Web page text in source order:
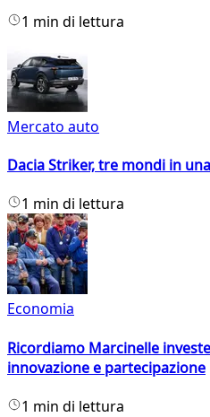
1 min di lettura
Mercato auto
Dacia Striker, tre mondi in
1 min di lettura
Economia
Ricordiamo Marcinelle
innovazione e partecipazione
1 min di lettura